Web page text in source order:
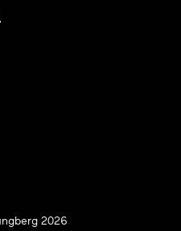
2026